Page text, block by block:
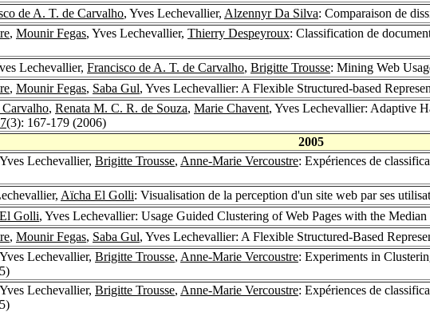
de A. T. de Carvalho, Yves Lechevallier, Alzennyr Da Silva: Comparaison de
, Mounir Fegas, Yves Lechevallier, Thierry Despeyroux: Classification de
Lechevallier, Francisco de A. T. de Carvalho, Brigitte Trousse: Mining Web
, Mounir Fegas, Saba Gul, Yves Lechevallier: A Flexible Structured-based
, Renata M. C. R. de Souza, Marie Chavent, Yves Lechevallier: Adaptive
(3): 167-179 (2006)
2005
Lechevallier, Brigitte Trousse, Anne-Marie Vercoustre: Expériences de
Aïcha El Golli: Visualisation de la perception d'un site web par ses
Golli, Yves Lechevallier: Usage Guided Clustering of Web Pages with the
, Mounir Fegas, Saba Gul, Yves Lechevallier: A Flexible Structured-Based
Lechevallier, Brigitte Trousse, Anne-Marie Vercoustre: Experiments in
Lechevallier, Brigitte Trousse, Anne-Marie Vercoustre: Expériences de